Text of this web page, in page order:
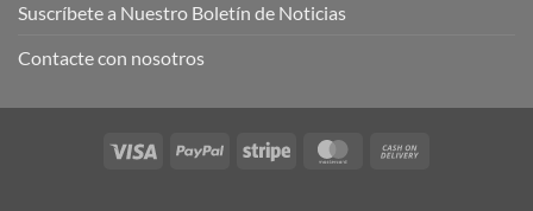
Suscríbete a Nuestro Boletín de Noticias
Contacte con nosotros
Visa PayPal Stripe MasterCard